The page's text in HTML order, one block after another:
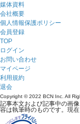
媒体資料
会社概要
個人情報保護ポリシー
会員登録
TOP
ログイン
お問い合わせ
マイページ
利用規約
退会
Copyright © 2022 BCN Inc. All
記事本文および記事中の画
容は執筆時のものです。現